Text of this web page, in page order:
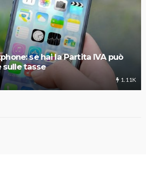
se hai la Partita IVA può
tasse
1.11K